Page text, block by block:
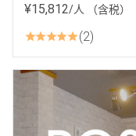
¥15,812/人 （含税）
2